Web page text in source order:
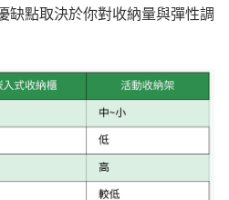
缺點取決於你對收納量與彈性調